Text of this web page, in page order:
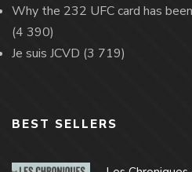
Why the 232 UFC card has
(4 390)
Je suis JCVD (3 719)
BEST SELLERS